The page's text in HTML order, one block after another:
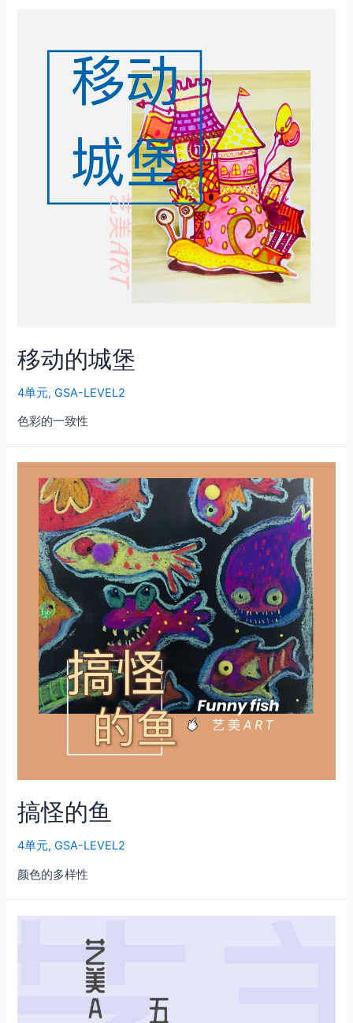
移动的城堡
4单元,GSA-LEVEL2
色彩的一致性
搞怪的鱼
4单元,GSA-LEVEL2
颜色的多样性